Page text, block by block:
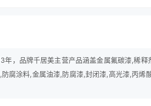
年，品牌千居美主营产品涵盖金属氟碳漆,稀
腐涂料,金属油漆,防腐漆,封闭漆,高光漆,丙烯